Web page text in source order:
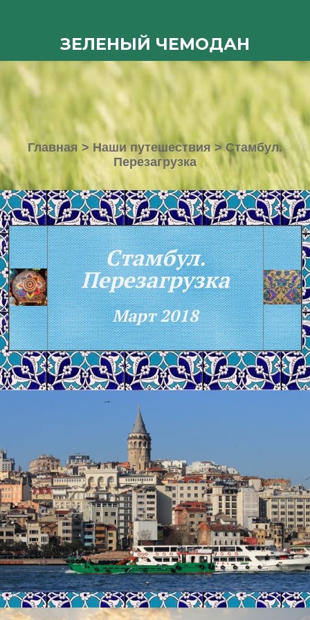
ЗЕЛЕНЫЙ ЧЕМОДАН
Главная > Наши путешествия>Cтамбул.
Перезагрузка
Cтамбул.
Перезагрузка
Март 2018